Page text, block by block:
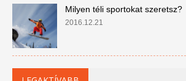
Milyen téli sportokat szeretsz?
2016.12.21